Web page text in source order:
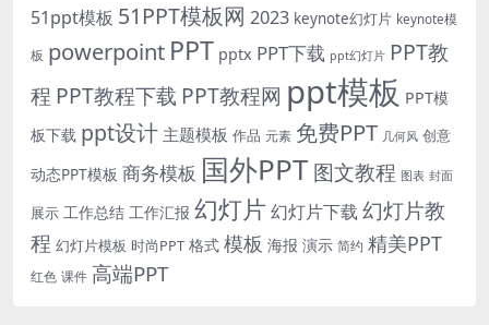
51ppt模板 51PPT模板网 2023 keynote幻灯片 keynote模
板 powerpoint PPT pptx PPT下载 ppt幻灯片 PPT教
程 PPT教程下载 PPT教程网 ppt模板 PPT模
板下载 ppt设计 主题模板 作品 元素 免费PPT 几何风 创意
动态PPT模板 商务模板 国外PPT图文教程 图表 封面
展示 工作总结 工作汇报 幻灯片 幻灯片下载幻灯片教
程 幻灯片模板 时尚PPT 格式 模板 海报 演示 简约 精美PPT
红色 课件 高端PPT